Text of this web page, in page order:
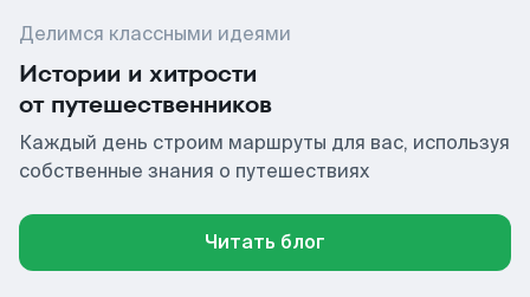
Делимся классными идеями
Истории и хитрости
от путешественников
Каждый день строим маршруты для вас, используя
собственные знания о путешествиях
Читать блог